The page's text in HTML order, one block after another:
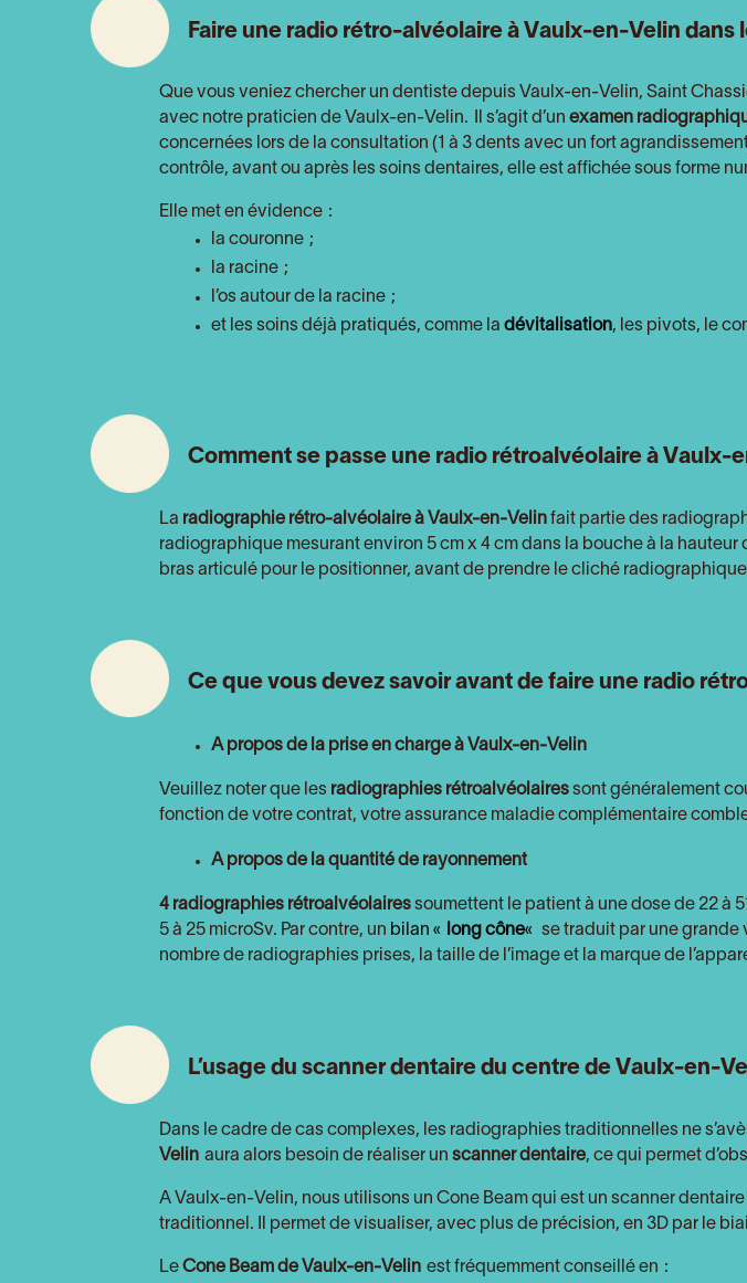
Faire une radio rétro-alvéolaire à Vaulx-en-Velin dans
Que vous veniez chercher un dentiste depuis Vaulx-en-Velin, Saint
avec notre praticien de Vaulx-en-Velin.
Il s’agit d’un examen
concernées lors de la consultation (1 à 3 dents avec un fort
contrôle, avant ou après les soins dentaires, elle est affichée sous forme
Elle met en évidence :
la couronne ;
la racine ;
l’os autour de la racine ;
et les soins déjà pratiqués, comme la dévitalisation, les pivots, le
Comment se passe une radio rétroalvéolaire à Vaulx-
La radiographie rétro-alvéolaire à Vaulx-en-Velin fait partie des
radiographique mesurant environ 5 cm x 4 cm dans la bouche à la
bras articulé pour le positionner, avant de prendre le cliché
Ce que vous devez savoir avant de faire une radio
A propos de la prise en charge à Vaulx-en-Velin
Veuillez noter que les radiographies rétroalvéolaires sont généralement
fonction de votre contrat, votre assurance maladie complémentaire
A propos de la quantité de rayonnement
4 radiographies rétroalvéolaires soumettent le patient à une dose de 22 à
5 à 25 microSv. Par contre, un bilan « long cône«
se traduit par une grande
nombre de radiographies prises, la taille de l’image et la marque de
L’usage du scanner dentaire du centre de Vaulx-en-
Dans le cadre de cas complexes, les radiographies traditionnelles ne
Velin aura alors besoin de réaliser un scanner dentaire, ce qui permet
A Vaulx-en-Velin, nous utilisons un Cone Beam qui est un scanner
traditionnel. Il permet de visualiser, avec plus de précision, en 3D par le
Le Cone Beam de Vaulx-en-Velin est fréquemment conseillé en :